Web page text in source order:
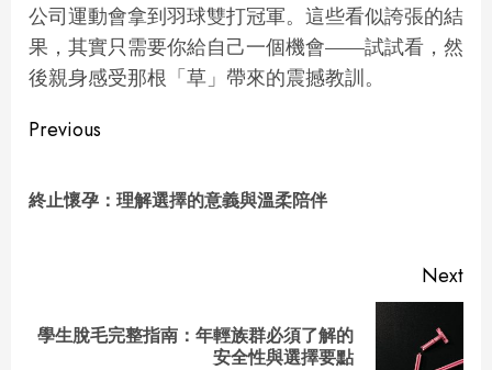
公司運動會拿到羽球雙打冠軍。這些看似誇張的結
果，其實只需要你給自己一個機會——試試看，然
後親身感受那根「草」帶來的震撼教訓。
Continue
Previous
終止懷孕：理解選擇的意義與溫柔陪伴
Next
Next
學生脫毛完整指南：年輕族群必須了解的
安全性與選擇要點